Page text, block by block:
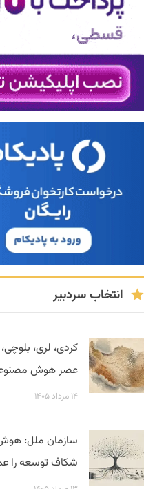
انتخاب سردبیر
کردی، لری،
عصر هوش مصنوعی
۱۴ مرداد ۱۴۰۵
سازمان ملل:
شکاف توسعه را